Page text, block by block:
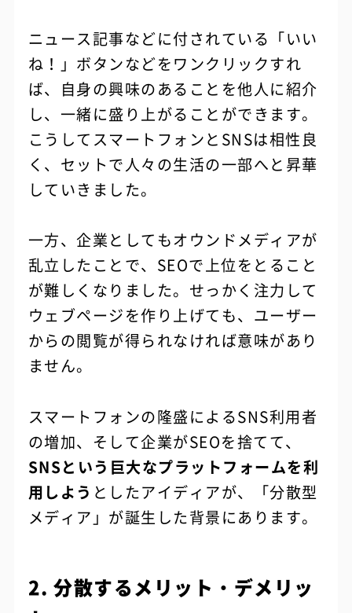
ニュース記事などに付されている「いい
ね！」ボタンなどをワンクリックすれ
ば、自身の興味のあることを他人に紹介
し、一緒に盛り上がることができます。
こうしてスマートフォンとSNSは相性良
く、セットで人々の生活の一部へと昇華
していきました。
一方、企業としてもオウンドメディアが
乱立したことで、SEOで上位をとること
が難しくなりました。せっかく注力して
ウェブページを作り上げても、ユーザー
からの閲覧が得られなければ意味があり
ません。
スマートフォンの隆盛によるSNS利用者
の増加、そして企業がSEOを捨てて、
SNSという巨大なプラットフォームを利
用しよう としたアイディアが、「分散型
メディア」が誕生した背景にあります。
2. 分散するメリット・デメリッ